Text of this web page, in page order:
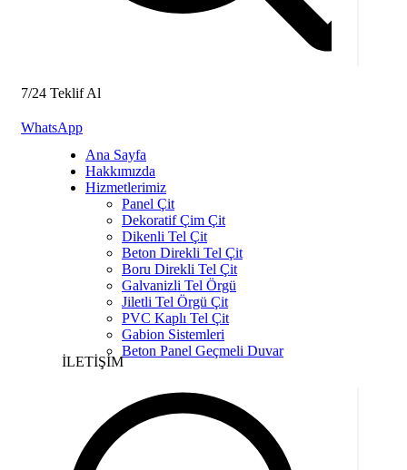
7/24 Teklif Al
WhatsApp
Ana Sayfa
Hakkımızda
Hizmetlerimiz
Panel Çit
Dekoratif Çim Çit
Dikenli Tel Çit
Beton Direkli Tel Çit
Boru Direkli Tel Çit
Galvanizli Tel Örgü
Jiletli Tel Örgü Çit
PVC Kaplı Tel Çit
Gabion Sistemleri
Beton Panel Geçmeli Duvar
İLETİŞİM